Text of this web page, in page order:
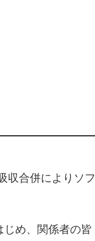
収合併によりソフ
め、関係者の皆